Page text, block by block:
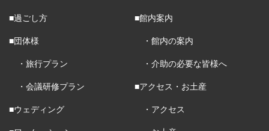
■過ごし方
■団体様
・旅行プラン
・会議研修プラン
■ウェディング
■館内案内
・館内の案内
・介助の必要な皆様へ
■アクセス・お土産
・アクセス